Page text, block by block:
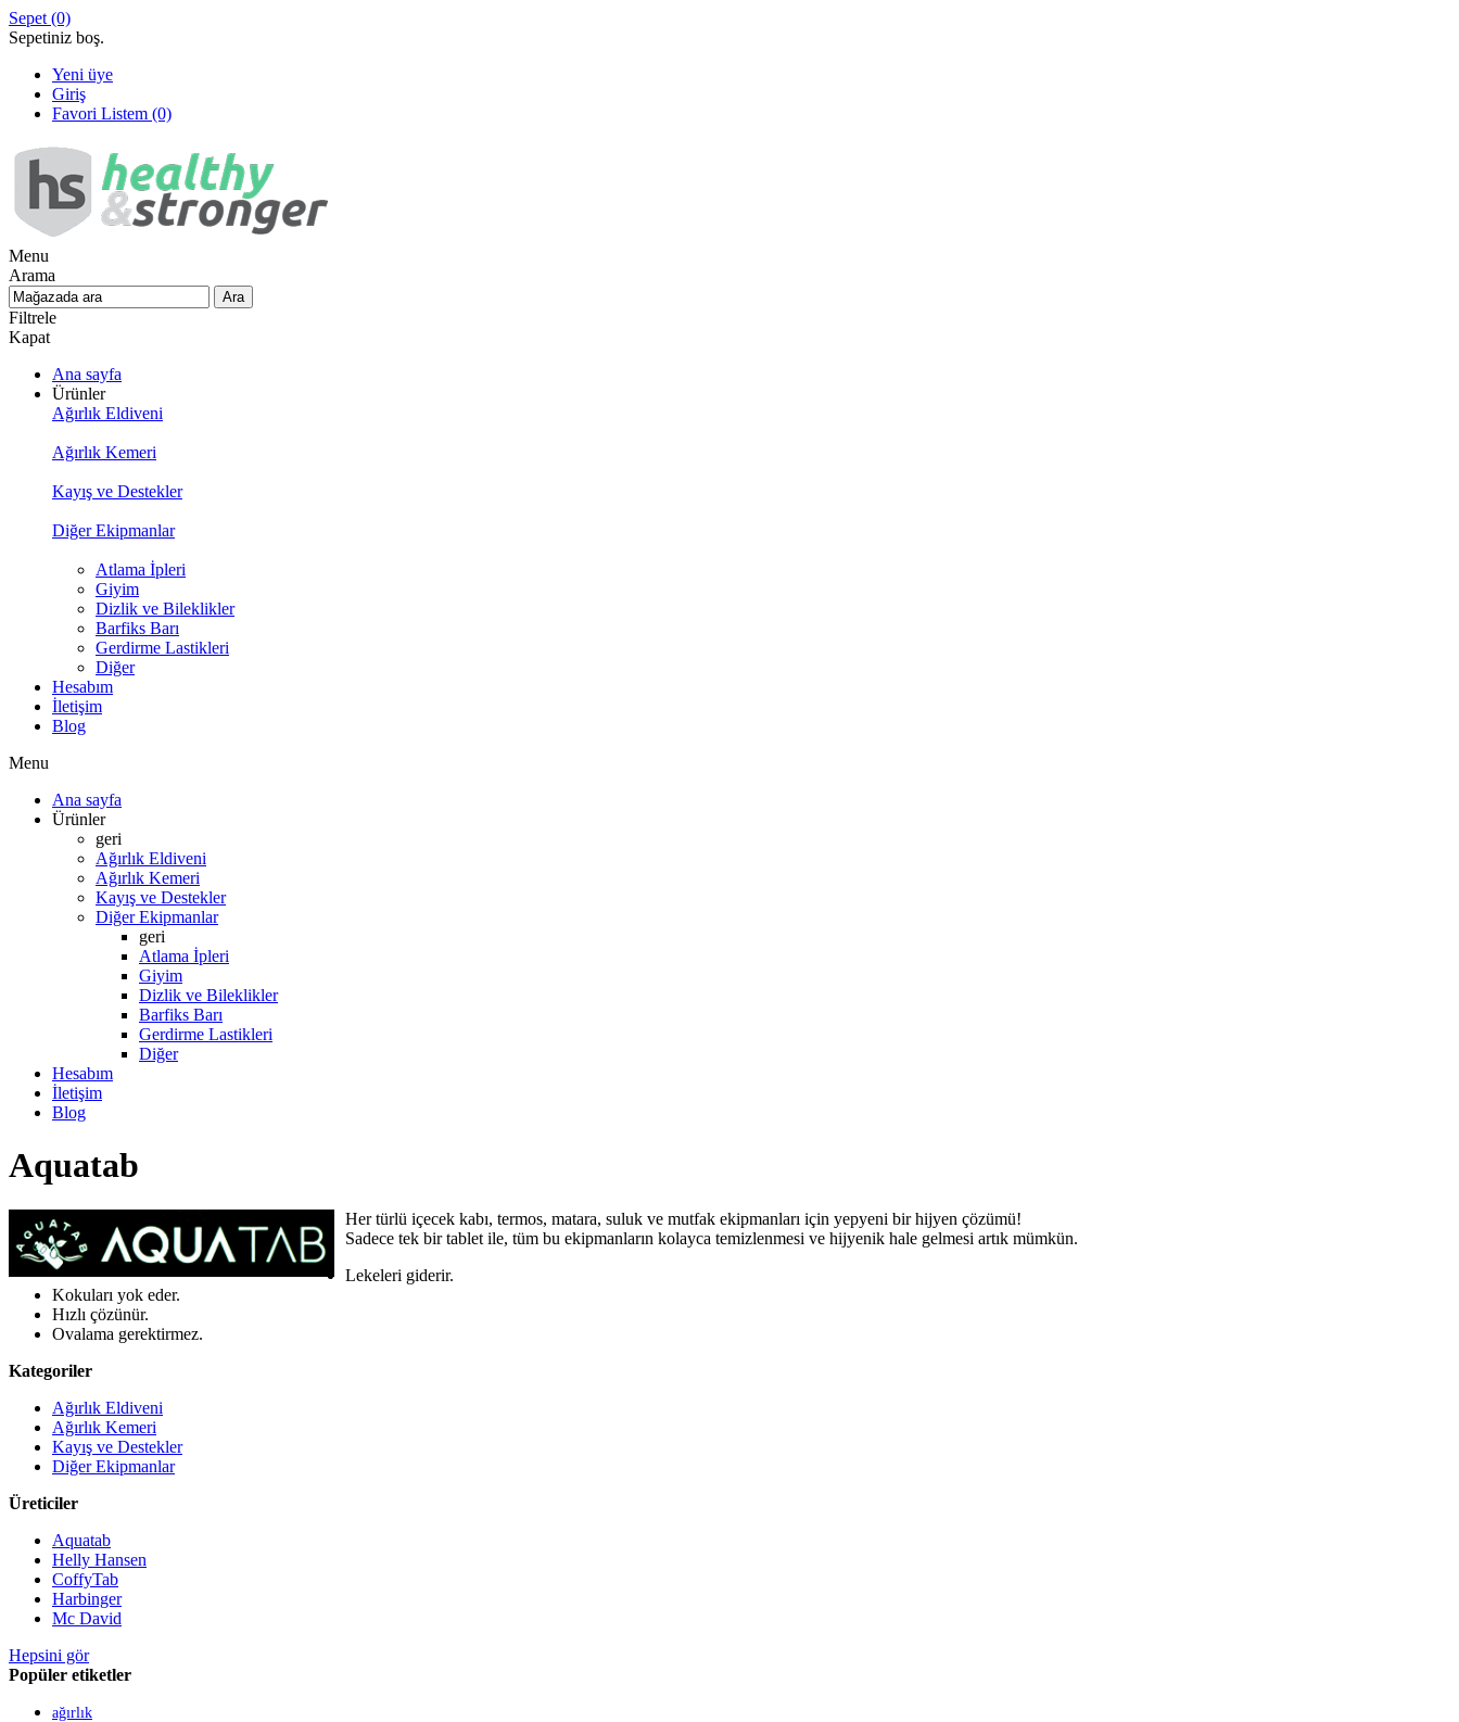
Sepet (0)
Sepetiniz boş.
Yeni üye
Giriş
Favori Listem (0)
Menu
Arama
Filtrele
Kapat
Ana sayfa
Ürünler
Ağırlık Eldiveni
Ağırlık Kemeri
Kayış ve Destekler
Diğer Ekipmanlar
Atlama İpleri
Giyim
Dizlik ve Bileklikler
Barfiks Barı
Gerdirme Lastikleri
Diğer
Hesabım
İletişim
Blog
Menu
Ana sayfa
Ürünler
geri
Ağırlık Eldiveni
Ağırlık Kemeri
Kayış ve Destekler
Diğer Ekipmanlar
geri
Atlama İpleri
Giyim
Dizlik ve Bileklikler
Barfiks Barı
Gerdirme Lastikleri
Diğer
Hesabım
İletişim
Blog
Aquatab
Her türlü içecek kabı, termos, matara, suluk ve mutfak ekipmanları için yepyeni bir hijyen çözümü!
Sadece tek bir tablet ile, tüm bu ekipmanların kolayca temizlenmesi ve hijyenik hale gelmesi artık mümkün.
Lekeleri giderir.
Kokuları yok eder.
Hızlı çözünür.
Ovalama gerektirmez.
Kategoriler
Ağırlık Eldiveni
Ağırlık Kemeri
Kayış ve Destekler
Diğer Ekipmanlar
Üreticiler
Aquatab
Helly Hansen
CoffyTab
Harbinger
Mc David
Hepsini gör
Popüler etiketler
ağırlık